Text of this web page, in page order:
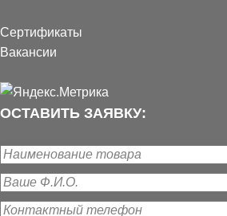
Сертификаты
Вакансии
ОСТАВИТЬ ЗАЯВКУ: